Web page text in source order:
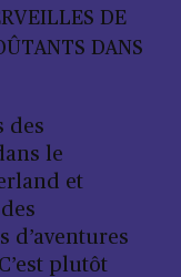
DE
DANS
des
le
et
d’aventures
plutôt